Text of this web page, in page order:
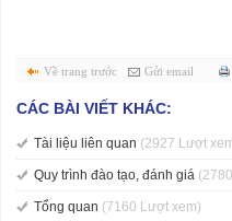
Về trang trước Gửi email
CÁC BÀI VIẾT KHÁC:
Tài liệu liên quan (2927 Lượt
Quy trình đào tạo, đánh giá
Tổng quan (7160 Lượt xem)